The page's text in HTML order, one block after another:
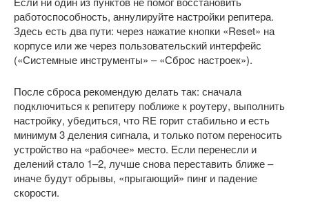
работоспособность, аннулируйте настройки репитера.
Здесь есть два пути: через нажатие кнопки «Reset» на
корпусе или же через пользовательский интерфейс
(«Системные инструменты» – «Сброс настроек»).
После сброса рекомендую делать так: сначала
подключиться к репитеру поближе к роутеру, выполнить
настройку, убедиться, что RE горит стабильно и есть
минимум 3 деления сигнала, и только потом переносить
устройство на «рабочее» место. Если перенесли и
делений стало 1–2, лучше снова переставить ближе –
иначе будут обрывы, «прыгающий» пинг и падение
скорости.